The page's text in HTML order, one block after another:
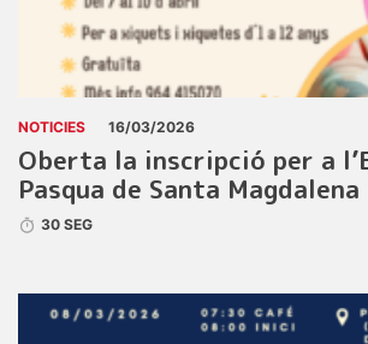
NOTICIES 16/03/2026
Oberta la inscripció per a
Pasqua de Santa Magdalena
30 SEG